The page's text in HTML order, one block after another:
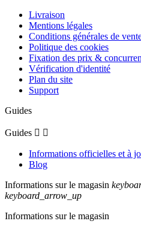
Livraison
Mentions légales
Conditions générales de
Politique des cookies
Fixation des prix &
Vérification d'identité
Plan du site
Support
Guides
Guides  
Informations officielles et à
Blog
Informations sur le magasin
keyboard_arrow_up
Informations sur le magasin